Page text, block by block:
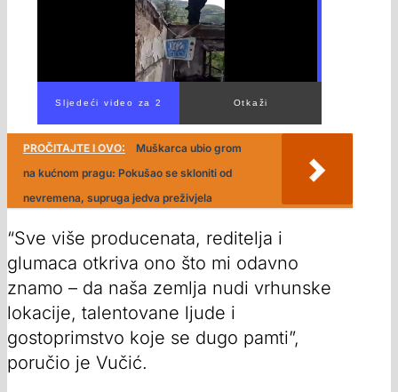
PROČITAJTE I OVO:
Muškarca ubio grom
na kućnom pragu: Pokušao se skloniti od
nevremena, supruga jedva preživjela
“Sve više producenata, reditelja i
glumaca otkriva ono što mi odavno
znamo – da naša zemlja nudi vrhunske
lokacije, talentovane ljude i
gostoprimstvo koje se dugo pamti”,
poručio je Vučić.